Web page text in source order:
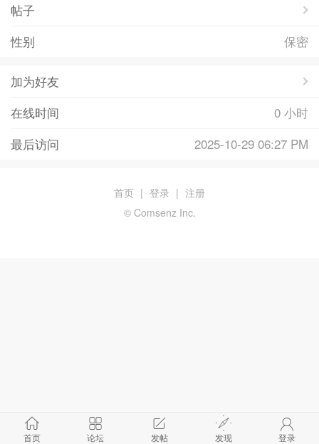
帖子
性别
保密
加为好友
在线时间
0 小时
最后访问
2025-10-29 06:27 PM
首页 论坛 发帖 发现 登录
首页 | 登录 | 注册
© Comsenz Inc.